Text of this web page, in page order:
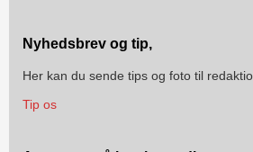
Nyhedsbrev og tip,
Her kan du sende tips og foto til
Tip os